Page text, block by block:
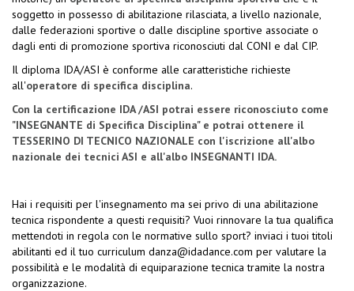
soggetto in possesso di abilitazione rilasciata, a livello nazionale,
dalle federazioni sportive o dalle discipline sportive associate o
dagli enti di promozione sportiva riconosciuti dal CONI e dal CIP.
Il diploma IDA/ASI è conforme alle caratteristiche richieste
all'operatore di specifica disciplina.
Con la certificazione IDA /ASI potrai essere riconosciuto come
"INSEGNANTE di Specifica Disciplina" e potrai ottenere il
TESSERINO DI TECNICO NAZIONALE con l'iscrizione all'albo
nazionale dei tecnici ASI e all'albo INSEGNANTI IDA.
Hai i requisiti per l'insegnamento ma sei privo di una abilitazione
tecnica rispondente a questi requisiti? Vuoi rinnovare la tua qualifica
mettendoti in regola con le normative sullo sport? inviaci i tuoi titoli
abilitanti ed il tuo curriculum danza@idadance.com per valutare la
possibilità e le modalità di equiparazione tecnica tramite la nostra
organizzazione.